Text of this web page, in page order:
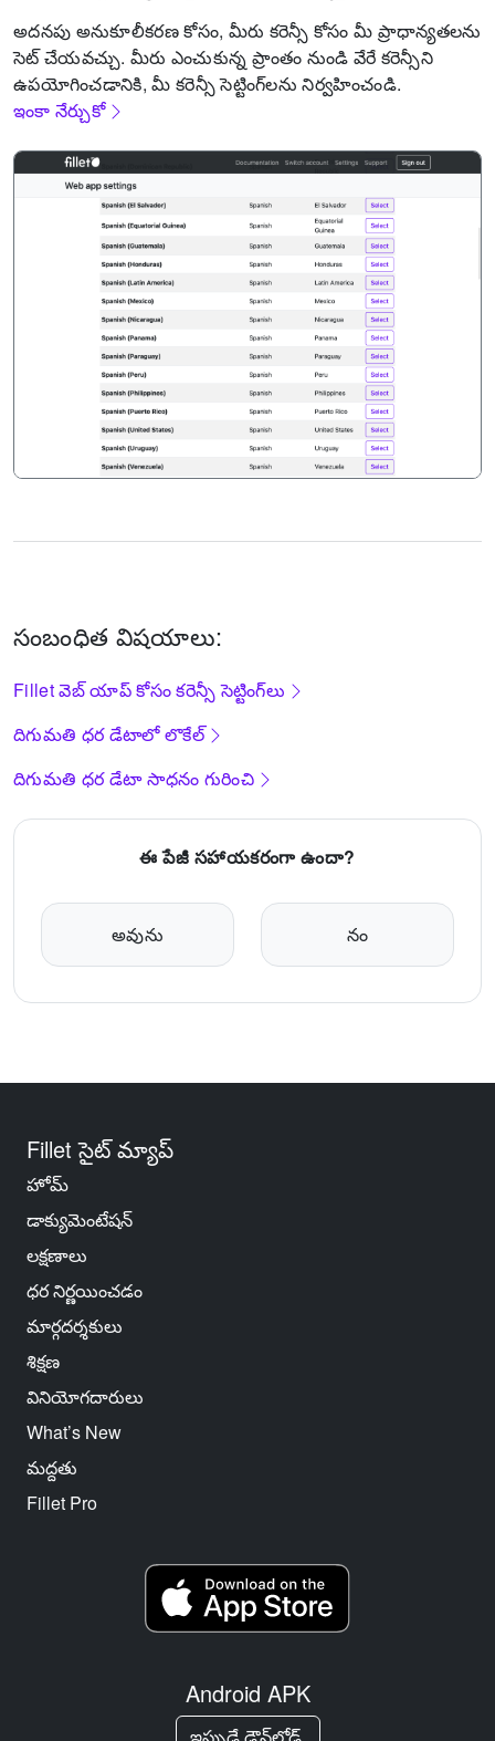
అదనపు అనుకూలీకరణ కోసం, మీరు కరెన్సీ కోసం మీ ప్రాధాన్యతలను
సెట్ చేయవచ్చు. మీరు ఎంచుకున్న ప్రాంతం నుండి వేరే కరెన్సీని
ఉపయోగించడానికి, మీ కరెన్సీ సెట్టింగ్‌లను నిర్వహించండి.
ఇంకా నేర్చుకో
సంబంధిత విషయాలు:
Fillet వెబ్ యాప్ కోసం కరెన్సీ సెట్టింగ్‌లు
దిగుమతి ధర డేటాలో లొకేల్
దిగుమతి ధర డేటా సాధనం గురించి
ఈ పేజీ సహాయకరంగా ఉందా?
అవును నం
Fillet సైట్ మ్యాప్
హోమ్
డాక్యుమెంటేషన్
లక్షణాలు
ధర నిర్ణయించడం
మార్గదర్శకులు
శిక్షణ
వినియోగదారులు
What’s New
మద్దతు
Fillet Pro
Android APK
ఇప్పుడే డౌన్‌లోడ్